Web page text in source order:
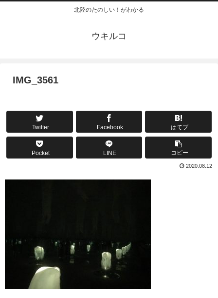
北陸のたのしい！がわかる
ウキルコ
IMG_3561
Twitter Facebook はてブ
Pocket LINE コピー
2020.08.12